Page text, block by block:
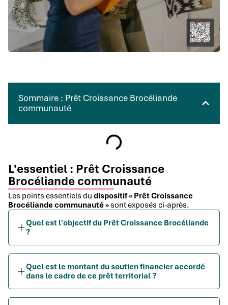
Sommaire : Prêt Croissance Brocéliande
communauté
L'essentiel : Prêt Croissance
Brocéliande communauté
Les points essentiels du dispositif « Prêt Croissance
Brocéliande communauté » sont exposés ci-après.
Quel est l'objectif du Prêt Croissance Brocéliande
?
Quel est le montant du soutien financier accordé
dans le cadre de ce prêt territorial ?